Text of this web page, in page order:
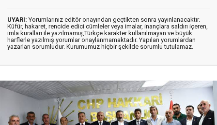
UYARI: Yorumlarınız editör onayından geçtikten sonra yayınlanacaktır.
Küfür, hakaret, rencide edici cümleler veya imalar, inançlara saldırı içeren,
imla kuralları ile yazılmamış,Türkçe karakter kullanılmayan ve büyük
harflerle yazılmış yorumlar onaylanmamaktadır. Yapılan yorumlardan
yazarları sorumludur. Kurumumuz hiçbir şekilde sorumlu tutulamaz.